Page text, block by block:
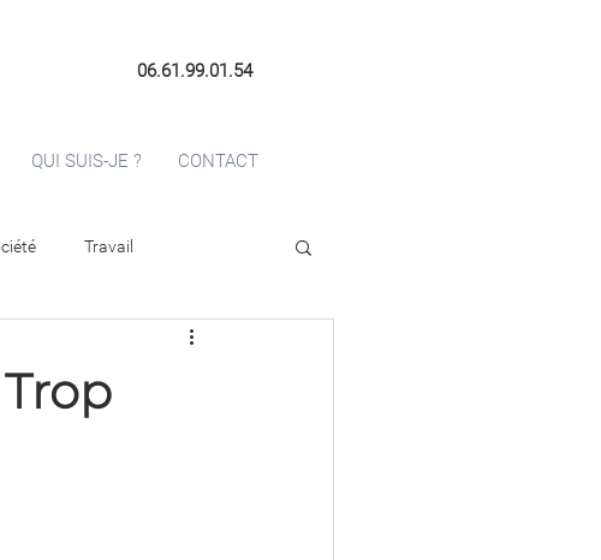
06.61.99.01.54
QUI SUIS-JE ? CONTACT
Travail